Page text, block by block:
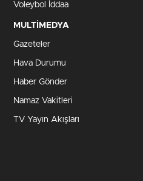
Voleybol İddaa
MULTİMEDYA
Gazeteler
Hava Durumu
Haber Gönder
Namaz Vakitleri
TV Yayın Akışları